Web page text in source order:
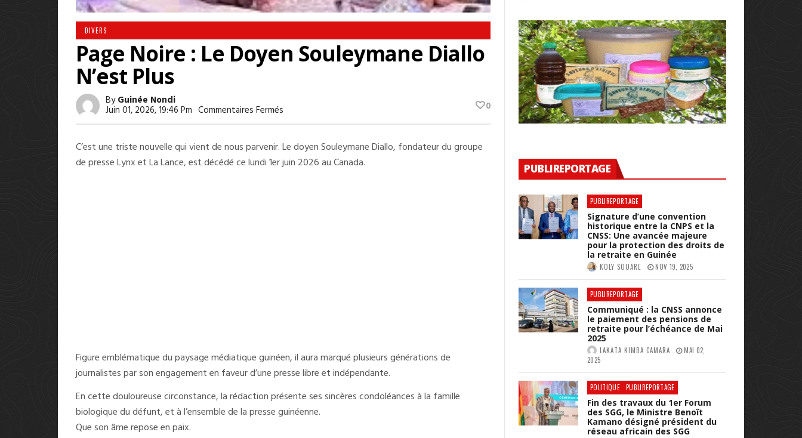
DIVERS
Page Noire : Le Doyen Souleymane Diallo
N’est Plus
ByGuinée Nondi
Juin 01, 2026, 19:46 Pm Commentaires Fermés
Noire
Le
Doyen
Souleymane
0
C’est une triste nouvelle qui vient de nous parvenir. Le doyen Souleymane Diallo, fondateur du groupe
de presse Lynx et La Lance, est décédé ce lundi 1er juin 2026 au Canada.
Figure emblématique du paysage médiatique guinéen, il aura marqué plusieurs générations de
journalistes par son engagement en faveur d’une presse libre et indépendante.
En cette douloureuse circonstance, la rédaction présente ses sincères condoléances à la famille
biologique du défunt, et à l’ensemble de la presse guinéenne.
Que son âme repose en paix.
PUBLIREPORTAGE
PUBLIREPORTAGE
Signature d’une convention
historique entre la CNPS et la
CNSS: Une avancée majeure
pour la protection des droits de
la retraite en Guinée
KOLY SOUARE NOV 19, 2025
PUBLIREPORTAGE
Communiqué : la CNSS annonce
le paiement des pensions de
retraite pour l’échéance de Mai
2025
LAKATA KIMBA CAMARA
MAI 02,
2025
POLITIQUE PUBLIREPORTAGE
Fin des travaux du 1er Forum
des SGG, le Ministre Benoît
Kamano désigné président du
réseau africain des SGG